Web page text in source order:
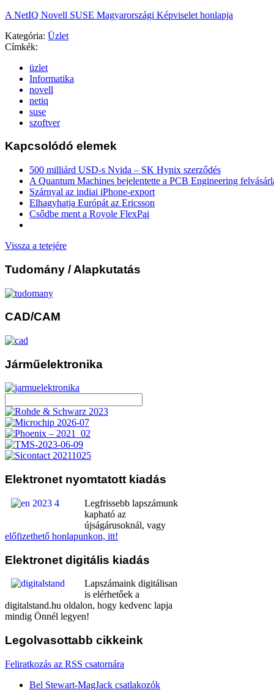
A NetIQ Novell SUSE Magyarországi Képviselet honlapja
Kategória: Üzlet
Címkék:
üzlet
Informatika
novell
netiq
suse
szoftver
Kapcsolódó elemek
500 milliárd USD-s Nvida – SK Hynix szerződés
A Quantum Machines bejelentette a PCB Engineering
Szárnyal az indiai iPhone-export
Elhagyhatja Európát az Ericsson
Csődbe ment a Royole FlexPai
Vissza a tetejére
Tudomány / Alapkutatás
CAD/CAM
Járműelektronika
Elektronet nyomtatott kiadás
Legfrissebb lapszámunk
kapható az
újságárusoknál, vagy
előfizethető honlapunkon, itt!
Elektronet digitális kiadás
Lapszámaink digitálisan
is elérhetőek a
digitalstand.hu oldalon, hogy kedvenc lapja
mindig Önnél legyen!
Legolvasottabb cikkeink
Feliratkozás az RSS csatornára
Bel Stewart-MagJack csatlakozók